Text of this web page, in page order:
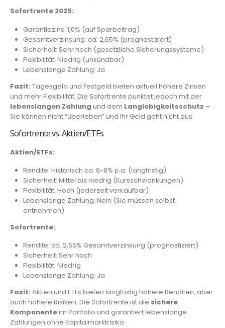
Sofortrente 2025:
Garantiezins: 1,0% (auf Sparbeitrag)
Gesamtverzinsung: ca. 2,65% (prognostiziert)
Sicherheit: Sehr hoch (gesetzliche Sicherungssysteme)
Flexibilität: Niedrig (unkündbar)
Lebenslange Zahlung: Ja
Fazit: Tagesgeld und Festgeld bieten aktuell höhere Zinsen
und mehr Flexibilität. Die Sofortrente punktet jedoch mit der
lebenslangen Zahlung und dem Langlebigkeitsschutz –
Sie können nicht “überleben” und Ihr Geld geht nicht aus.
Sofortrente vs. Aktien/ETFs
Aktien/ETFs:
Rendite: Historisch ca. 6-8% p.a. (langfristig)
Sicherheit: Mittel bis niedrig (Kursschwankungen)
Flexibilität: Hoch (jederzeit verkaufbar)
Lebenslange Zahlung: Nein (Sie müssen selbst
entnehmen)
Sofortrente:
Rendite: ca. 2,65% Gesamtverzinsung (prognostiziert)
Sicherheit: Sehr hoch
Flexibilität: Niedrig
Lebenslange Zahlung: Ja
Fazit: Aktien und ETFs bieten langfristig höhere Renditen, aber
auch höhere Risiken. Die Sofortrente ist die sichere
Komponenteim Portfolio und garantiert lebenslange
Zahlungen ohne Kapitalmarktrisiko.